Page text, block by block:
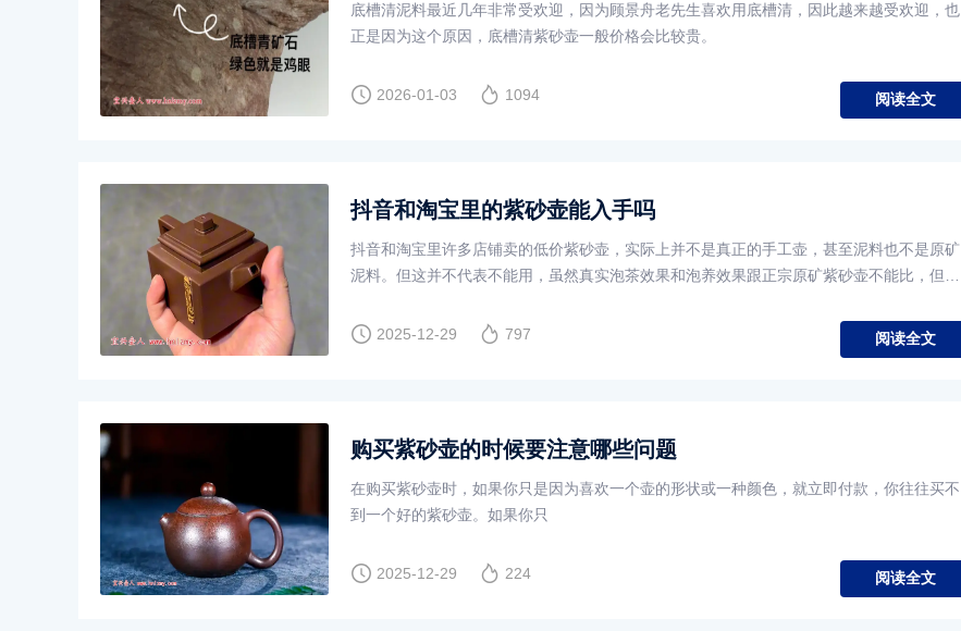
底槽清泥料最近几年非常受欢迎，因为顾景舟老先生喜欢用底槽清，因此越来越受欢迎，也
正是因为这个原因，底槽清紫砂壶一般价格会比较贵。
2026-01-03 1094 阅读全文
抖音和淘宝里的紫砂壶能入手吗
抖音和淘宝里许多店铺卖的低价紫砂壶，实际上并不是真正的手工壶，甚至泥料也不是原矿
泥料。但这并不代表不能用，虽然真实泡茶效果和泡养效果跟正宗原矿紫砂壶不能比，但日
2025-12-29
797 阅读全文
购买紫砂壶的时候要注意哪些问题
在购买紫砂壶时，如果你只是因为喜欢一个壶的形状或一种颜色，就立即付款，你往往买不
到一个好的紫砂壶。如果你只
2025-12-29 224 阅读全文